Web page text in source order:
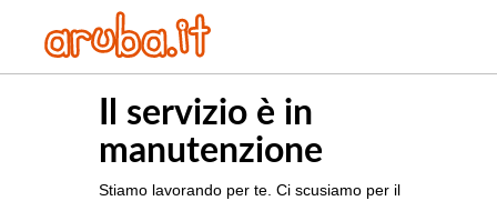
Il servizio è in
manutenzione
Stiamo lavorando per te. Ci scusiamo per il